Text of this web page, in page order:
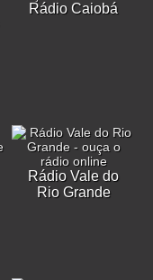
Rádio Caiobá
Rádio Vale do
Rio Grande